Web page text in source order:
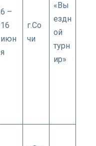
6 –
16
июн
я
г.Со
чи
«Вы
ездн
ой
турн
ир»